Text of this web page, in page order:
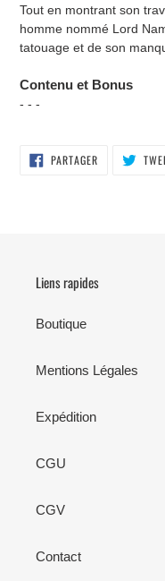
Tout en montrant son
homme nommé Lord
tatouage et de son
Contenu et Bonus
- - -
PARTAGERPARTAGER
SUR
Liens rapides
Boutique
Mentions Légales
Expédition
CGU
CGV
Contact